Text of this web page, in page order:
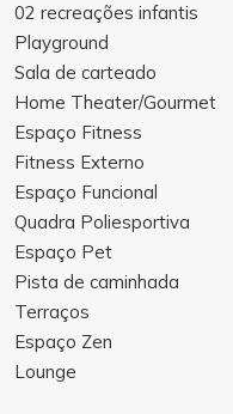
02 recreações infantis
Playground
Sala de carteado
Home Theater/Gourmet
Espaço Fitness
Fitness Externo
Espaço Funcional
Quadra Poliesportiva
Espaço Pet
Pista de caminhada
Terraços
Espaço Zen
Lounge